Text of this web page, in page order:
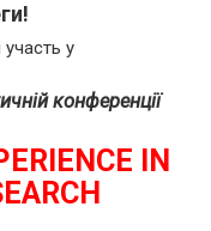
у
конференції
IN